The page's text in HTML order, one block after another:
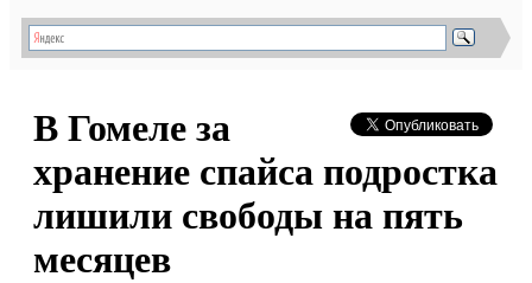
В Гомеле за
хранение спайса подростка
лишили свободы на пять
месяцев